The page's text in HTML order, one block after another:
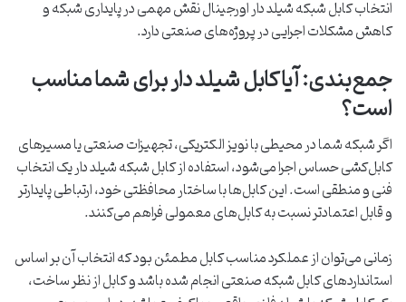
انتخاب کابل شبکه شیلد دار اورجینال نقش مهمی در پایداری شبکه و
کاهش مشکلات اجرایی در پروژه‌های صنعتی دارد.
جمع‌بندی: آیا کابل شیلد دار برای شما مناسب
است؟
اگر شبکه شما در محیطی با نویز الکتریکی، تجهیزات صنعتی یا مسیرهای
کابل‌کشی حساس اجرا می‌شود، استفاده از کابل شبکه شیلد دار یک انتخاب
فنی و منطقی است. این کابل‌ها با ساختار محافظتی خود، ارتباطی پایدارتر
و قابل اعتمادتر نسبت به کابل‌های معمولی فراهم می‌کنند.
زمانی می‌توان از عملکرد مناسب کابل مطمئن بود که انتخاب آن بر اساس
استانداردهای کابل شبکه صنعتی انجام شده باشد و کابل از نظر ساخت،